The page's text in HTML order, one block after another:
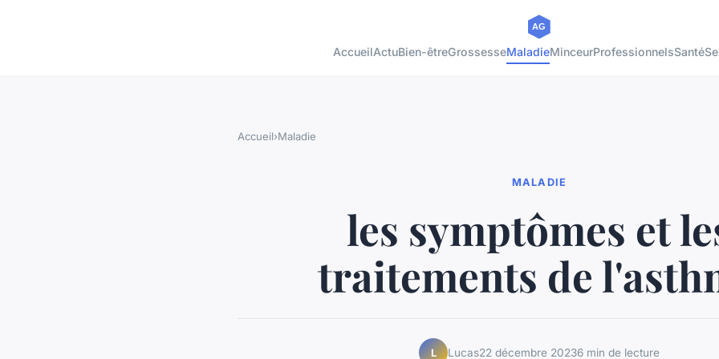
AccueilActuBien-êtreGrossesseMaladieMinceurProfessionnelsSanté
Accueil›Maladie
MALADIE
les symptômes et
traitements de
L Lucas22 décembre 20236 min de lecture